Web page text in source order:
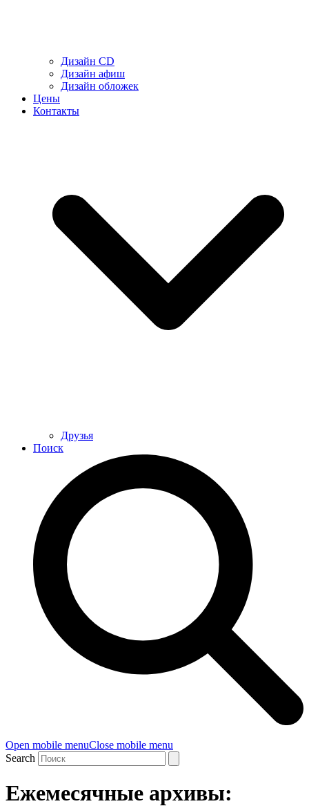
Дизайн CD
Дизайн афиш
Дизайн обложек
Цены
Контакты
Друзья
Поиск
Open mobile menuClose mobile menu
Search
Ежемесячные архивы: